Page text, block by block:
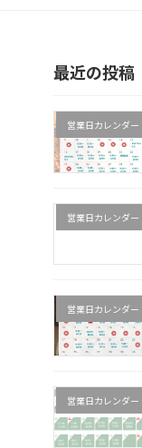
最近の投稿
営業日カレンダー
営業日カレンダー
営業日カレンダー
営業日カレンダー